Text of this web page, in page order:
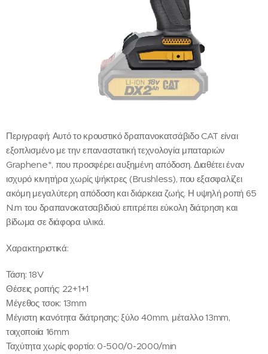
Περιγραφή: Αυτό το κρουστικό δραπανοκατσάβιδο CAT είναι
εξοπλισμένο με την επαναστατική τεχνολογία μπαταριών
Graphene*, που προσφέρει αυξημένη απόδοση. Διαθέτει έναν
ισχυρό κινητήρα χωρίς ψήκτρες (Brushless), που εξασφαλίζει
ακόμη μεγαλύτερη απόδοση και διάρκεια ζωής. Η υψηλή ροπή 65
N.m του δραπανοκατσαβιδιού επιτρέπει εύκολη διάτρηση και
βίδωμα σε διάφορα υλικά.
Χαρακτηριστικά:
Τάση: 18V
Θέσεις ροπής: 22+1+1
Μέγεθος τσοκ: 13mm
Μέγιστη ικανότητα διάτρησης: ξύλο 40mm, μέταλλο 13mm,
τοιχοποιία 16mm
Ταχύτητα χωρίς φορτίο: 0-500/0-2000/min